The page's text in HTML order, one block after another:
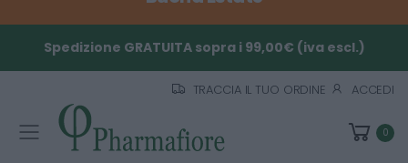
Spedizione GRATUITA sopra i 99,00€ (iva escl.)
TRACCIA IL TUO ORDINE ACCEDI
Toggle mobile menu 0